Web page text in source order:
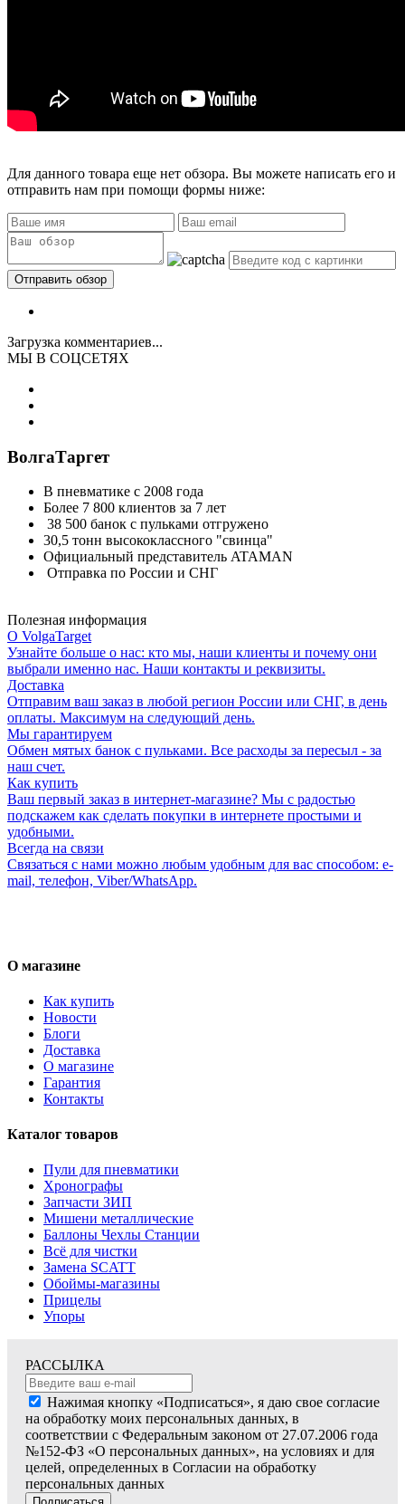
Для данного товара еще нет обзора. Вы можете написать его и
отправить нам при помощи формы ниже:
Загрузка комментариев...
МЫ В СОЦСЕТЯХ
ВолгаТаргет
В пневматике с 2008 года
Более 7 800 клиентов за 7 лет
38 500 банок с пульками отгружено
30,5 тонн высококлассного "свинца"
Официальный представитель ATAMAN
Отправка по России и СНГ
Полезная информация
О VolgaTarget
Узнайте больше о нас: кто мы, наши клиенты и почему они
выбрали именно нас. Наши контакты и реквизиты.
Доставка
Отправим ваш заказ в любой регион России или СНГ, в день
оплаты. Максимум на следующий день.
Мы гарантируем
Обмен мятых банок с пульками. Все расходы за пересыл - за
наш счет.
Как купить
Ваш первый заказ в интернет-магазине? Мы с радостью
подскажем как сделать покупки в интернете простыми и
удобными.
Всегда на связи
Связаться с нами можно любым удобным для вас способом: e-
mail, телефон, Viber/WhatsApp.
О магазине
Как купить
Новости
Блоги
Доставка
О магазине
Гарантия
Контакты
Каталог товаров
Пули для пневматики
Хронографы
Запчасти ЗИП
Мишени металлические
Баллоны Чехлы Станции
Всё для чистки
Замена SCATT
Обоймы-магазины
Прицелы
Упоры
РАССЫЛКА
Нажимая кнопку «Подписаться», я даю свое согласие
на обработку моих персональных данных, в
соответствии с Федеральным законом от 27.07.2006 года
№152-ФЗ «О персональных данных», на условиях и для
целей, определенных в Согласии на обработку
персональных данных